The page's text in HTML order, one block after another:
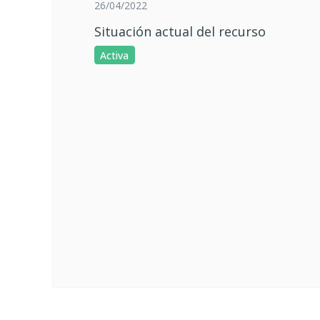
26/04/2022
Situación actual del recurso
Activa